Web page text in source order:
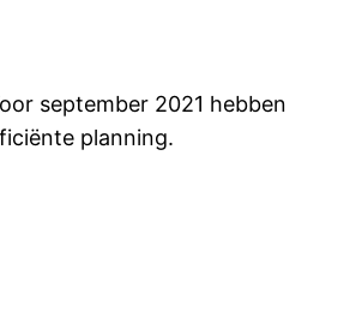
september 2021 hebben
planning.